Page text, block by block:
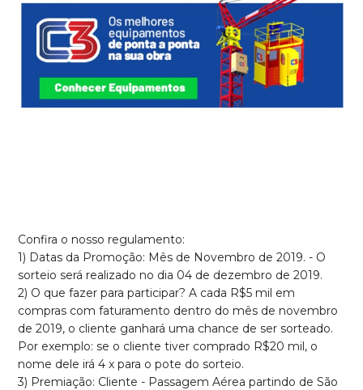
Confira o nosso regulamento:
1) Datas da Promoção: Mês de Novembro de 2019. - O
sorteio será realizado no dia 04 de dezembro de 2019.
2) O que fazer para participar? A cada R$5 mil em
compras com faturamento dentro do mês de novembro
de 2019, o cliente ganhará uma chance de ser sorteado.
Por exemplo: se o cliente tiver comprado R$20 mil, o
nome dele irá 4 x para o pote do sorteio.
3) Premiação: Cliente - Passagem Aérea partindo de São